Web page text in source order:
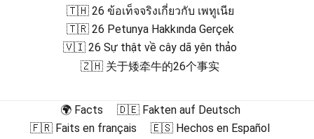
🇹🇭 26 ข้อเท็จจริงเกี่ยวกับ เพทูเนีย
🇹🇷 26 Petunya Hakkında Gerçek
🇻🇮 26 Sự thật về cây dã yên thảo
🇿🇭 关于矮牵牛的26个事实
🌍 Facts
🇩🇪 Fakten auf Deutsch
🇫🇷 Faits en français
🇪🇸 Hechos en Español